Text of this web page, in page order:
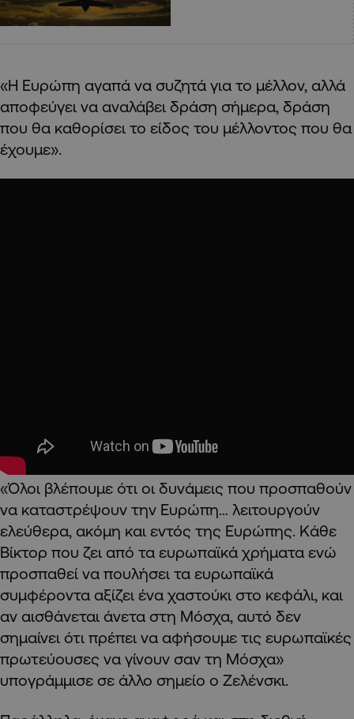
«Η Ευρώπη αγαπά να συζητά για το μέλλον, αλλά
αποφεύγει να αναλάβει δράση σήμερα, δράση
που θα καθορίσει το είδος του μέλλοντος που θα
έχουμε».
«Όλοι βλέπουμε ότι οι δυνάμεις που προσπαθούν
να καταστρέψουν την Ευρώπη… λειτουργούν
ελεύθερα, ακόμη και εντός της Ευρώπης. Κάθε
Βίκτορ που ζει από τα ευρωπαϊκά χρήματα ενώ
προσπαθεί να πουλήσει τα ευρωπαϊκά
συμφέροντα αξίζει ένα χαστούκι στο κεφάλι, και
αν αισθάνεται άνετα στη Μόσχα, αυτό δεν
σημαίνει ότι πρέπει να αφήσουμε τις ευρωπαϊκές
πρωτεύουσες να γίνουν σαν τη Μόσχα»
υπογράμμισε σε άλλο σημείο ο Ζελένσκι.